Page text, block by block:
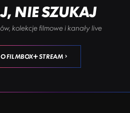
NIE SZUKAJ
kolekcje filmowe i kanały live
FILMBOX+ STREAM